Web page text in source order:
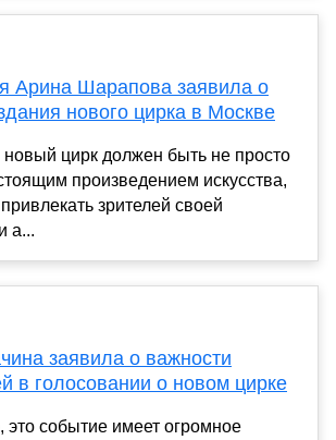
Арина Шарапова заявила о
нового цирка в Москве
цирк должен быть не просто
произведением искусства,
зрителей своей
а...
заявила о важности
в голосовании о новом цирке
событие имеет огромное